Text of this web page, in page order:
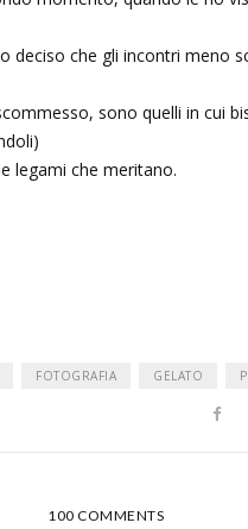
deciso che gli incontri meno
sono quelli in cui
legami che meritano.
FOTOGRAFIA GELATO
100 COMMENTS